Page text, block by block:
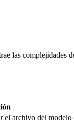
las
archivo del